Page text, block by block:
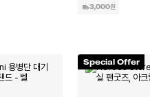
3,000원
Special Offer